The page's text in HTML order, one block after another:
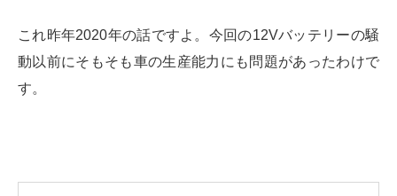
これ昨年2020年の話ですよ。今回の12Vバッテリーの騒
動以前にそもそも車の生産能力にも問題があったわけで
す。